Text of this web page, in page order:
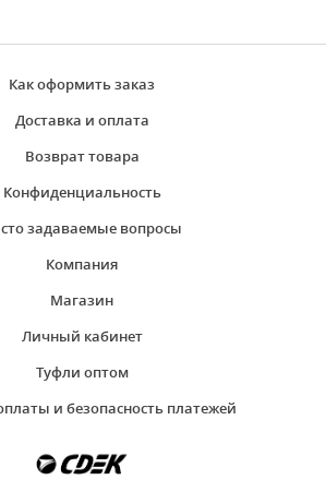
Как оформить заказ
Доставка и оплата
Возврат товара
Конфиденциальность
задаваемые вопросы
Компания
Магазин
Личный кабинет
Туфли оптом
и безопасность платежей